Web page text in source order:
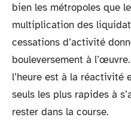
bien les métropoles que
multiplication des
cessations d’activité
bouleversement à
l’heure est à la réactivité
seuls les plus rapides à
rester dans la course.